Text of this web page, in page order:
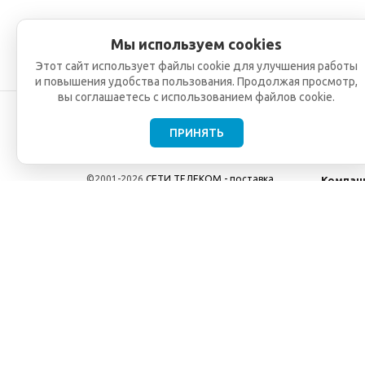
©2001-2026 СЕТИ ТЕЛЕКОМ - поставка,
Мы используем cookies
Этот сайт использует файлы cookie для улучшения работы
и повышения удобства пользования. Продолжая просмотр,
вы соглашаетесь с использованием файлов cookie.
ПРИНЯТЬ